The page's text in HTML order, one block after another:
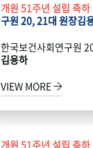
개원 51주년 설립 축하
구원 20, 21대 원장김
한국보건사회연구원
김용하
VIEW MORE
개원 51주년 설립 축하